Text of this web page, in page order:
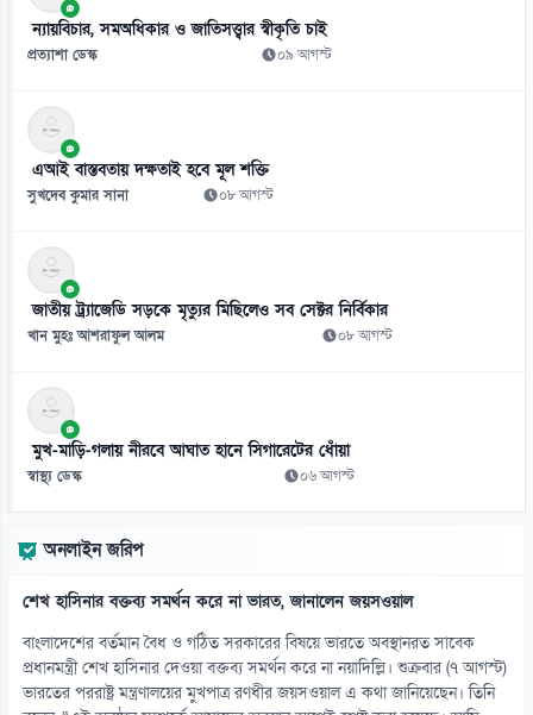
ন্যায়বিচার, সমঅধিকার ও জাতিসত্ত্বার স্বীকৃতি চাই
প্রত্যাশা ডেস্ক ০৯ আগস্ট
এআই বাস্তবতায় দক্ষতাই হবে মূল শক্তি
সুখদেব কুমার সানা ০৮ আগস্ট
জাতীয় ট্র্যাজেডি সড়কে মৃত্যুর মিছিলেও সব সেক্টর নির্বিকার
খান মুহঃ আশরাফুল আলম ০৮ আগস্ট
মুখ-মাড়ি-গলায় নীরবে আঘাত হানে সিগারেটের ধোঁয়া
স্বাস্থ্য ডেস্ক ০৬ আগস্ট
অনলাইন জরিপ
শেখ হাসিনার বক্তব্য সমর্থন করে না ভারত, জানালেন জয়সওয়াল
বাংলাদেশের বর্তমান বৈধ ও গঠিত সরকারের বিষয়ে ভারতে অবস্থানরত সাবেক
প্রধানমন্ত্রী শেখ হাসিনার দেওয়া বক্তব্য সমর্থন করে না নয়াদিল্লি। শুক্রবার (৭ আগস্ট)
ভারতের পররাষ্ট্র মন্ত্রণালয়ের মুখপাত্র রণধীর জয়সওয়াল এ কথা জানিয়েছেন। তিনি